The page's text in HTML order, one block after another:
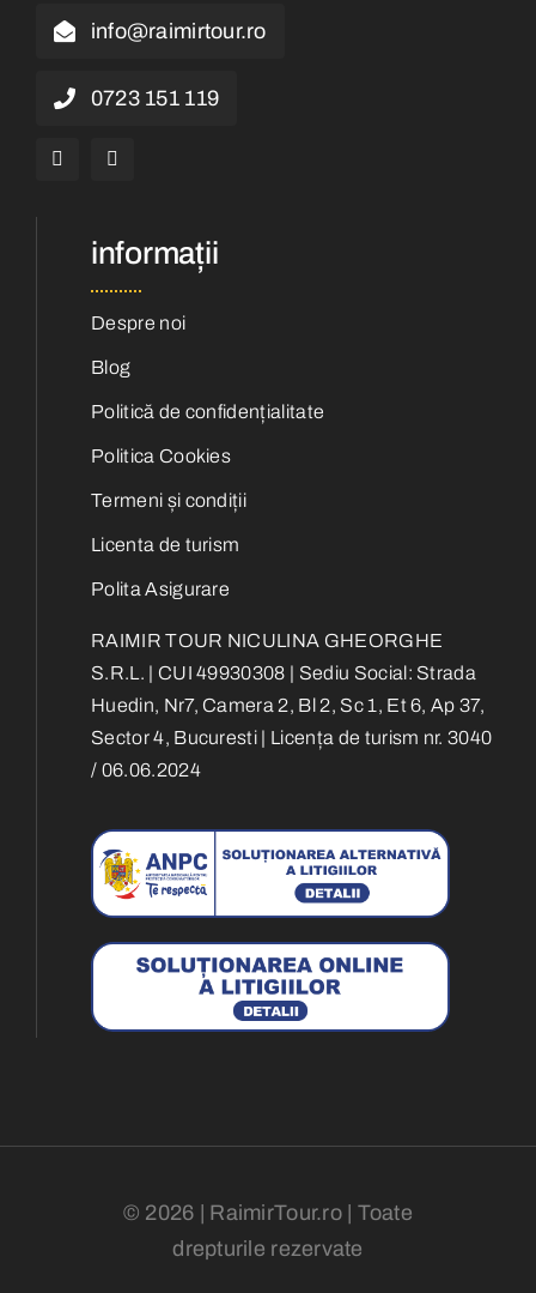
info@raimirtour.ro
0723 151 119
informații
Despre noi
Blog
Politică de confidențialitate
Politica Cookies
Termeni și condiții
Licenta de turism
Polita Asigurare
RAIMIR TOUR NICULINA GHEORGHE
S.R.L. | CUI 49930308 | Sediu Social: Strada
Huedin, Nr7, Camera 2, Bl 2, Sc 1, Et 6, Ap 37,
Sector 4, Bucuresti | Licența de turism nr. 3040
/ 06.06.2024
© 2026 | RaimirTour.ro | Toate
drepturile rezervate